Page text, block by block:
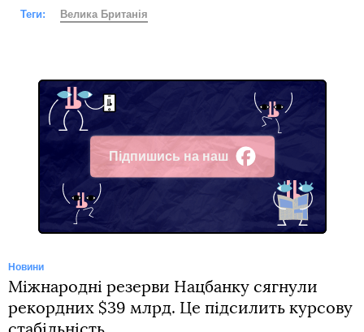
Теги: Велика Британія
Підпишись на наш
Facebook
Новини
Міжнародні резерви Нацбанку сягнули
рекордних $39 млрд. Це підсилить курсову